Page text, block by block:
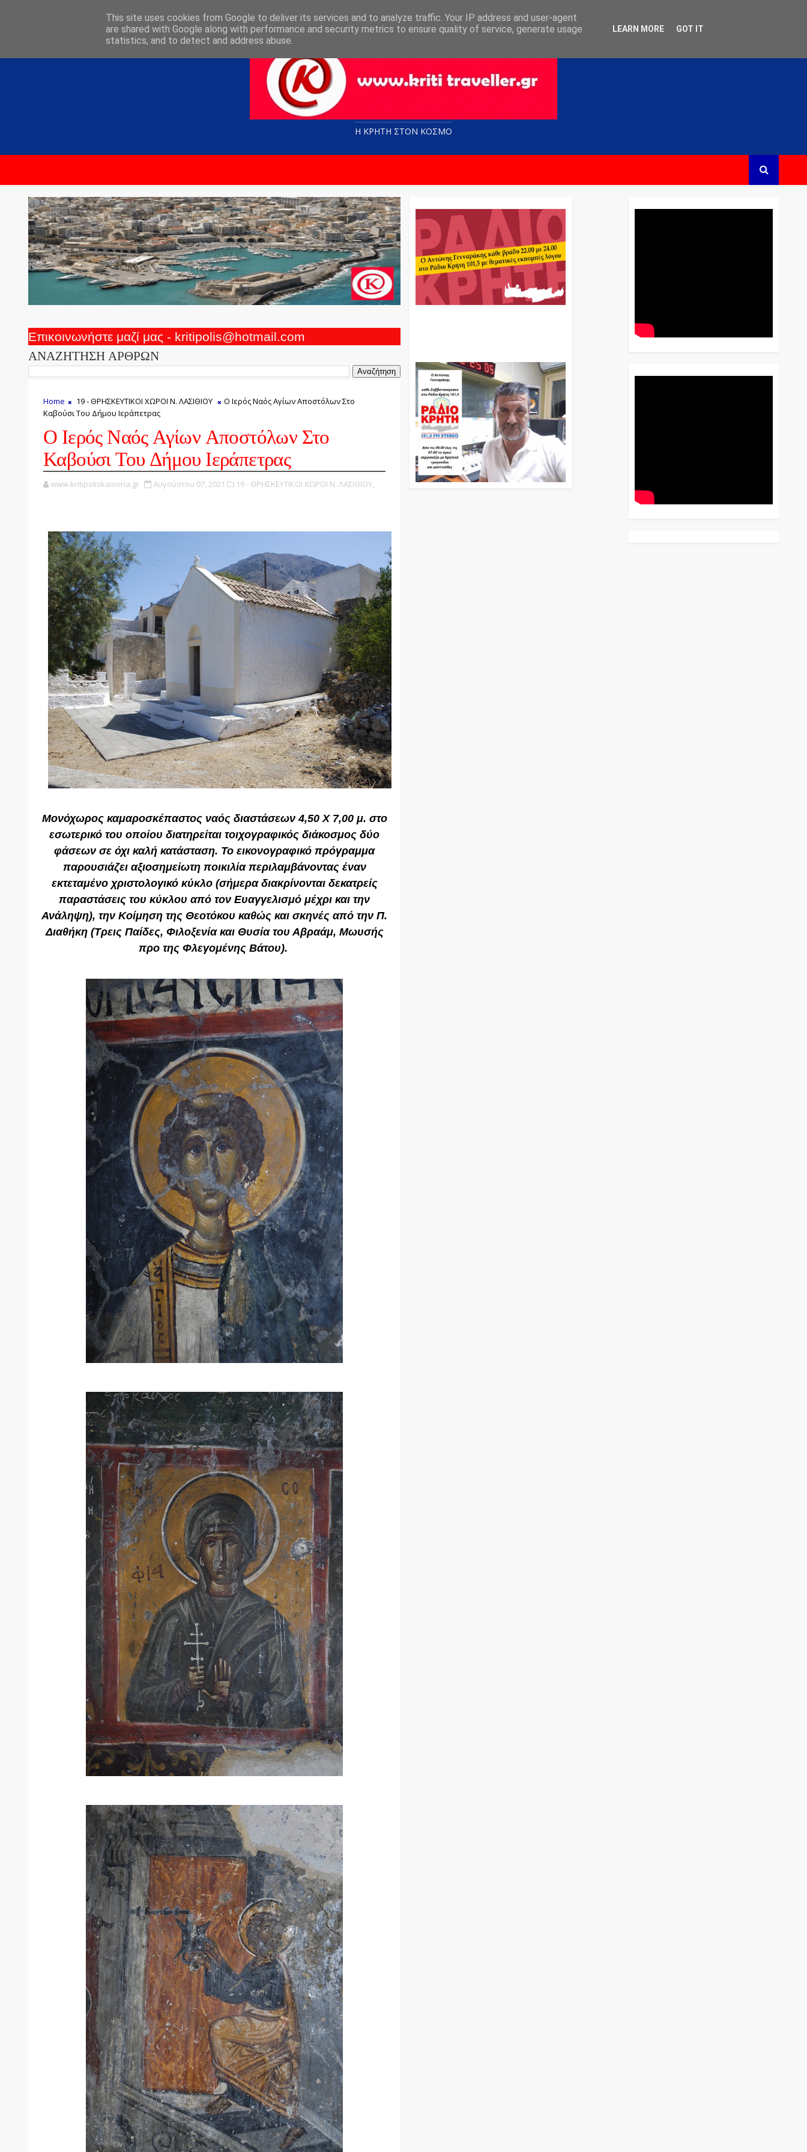
Η ΚΡΗΤΗ ΣΤΟN KOΣΜΟ
Επικοινωνήστε μαζί μας - kritipolis@hotmail.com
ΑΝΑΖΗΤΗΣΗ ΑΡΘΡΩΝ
Home 19 - ΘΡΗΣΚΕΥΤΙΚΟΙ ΧΩΡΟΙ Ν. ΛΑΣΙΘΙΟΥ
Ο Ιερός Ναός Αγίων Αποστόλων Στο
Καβούσι Του Δήμου Ιεράπετρας
Ο Ιερός Ναός Αγίων Αποστόλων Στο
Καβούσι Του Δήμου Ιεράπετρας
www.kritipoliskaixoria.gr Αυγούστου 07, 2021 19 - ΘΡΗΣΚΕΥΤΙΚΟΙ ΧΩΡΟΙ Ν. ΛΑΣΙΘΙΟΥ,
Μονόχωρος καμαροσκέπαστος ναός διαστάσεων 4,50 Χ 7,00 μ. στο
εσωτερικό του οποίου διατηρείται τοιχογραφικός διάκοσμος δύο
φάσεων σε όχι καλή κατάσταση. Το εικονογραφικό πρόγραμμα
παρουσιάζει αξιοσημείωτη ποικιλία περιλαμβάνοντας έναν
εκτεταμένο χριστολογικό κύκλο (σήμερα διακρίνονται δεκατρείς
παραστάσεις του κύκλου από τον Ευαγγελισμό μέχρι και την
Ανάληψη), την Κοίμηση της Θεοτόκου καθώς και σκηνές από την Π.
Διαθήκη (Τρεις Παίδες, Φιλοξενία και Θυσία του Αβραάμ, Μωυσής
προ της Φλεγομένης Βάτου).
This site uses cookies from Google to deliver its services and to analyze traffic. Your IP address and user-agent
are shared with Google along with performance and security metrics to ensure quality of service, generate usage
statistics, and to detect and address abuse.
LEARN MORE GOT IT